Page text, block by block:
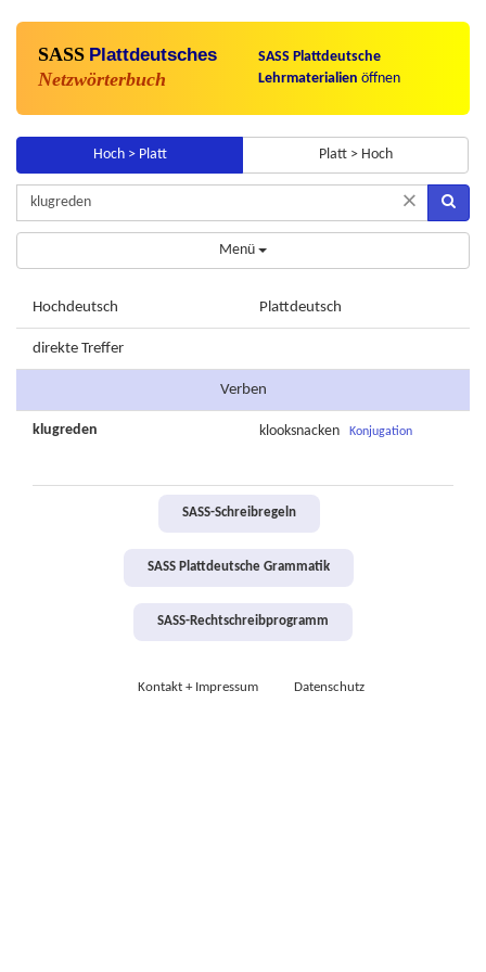
SASS Plattdeutsches
Netzwörterbuch
SASS Plattdeutsche
Lehrmaterialien öffnen
Hoch > Platt Platt > Hoch
×
Menü
Hochdeutsch Plattdeutsch
direkte Treffer
Verben
klugreden klooksnacken Konjugation
SASS-Schreibregeln
SASS Plattdeutsche Grammatik
SASS-Rechtschreibprogramm
Kontakt + Impressum Datenschutz